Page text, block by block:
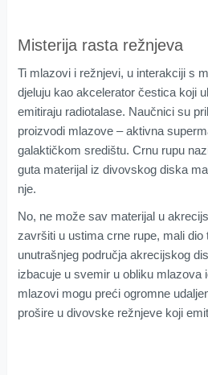
Misterija rasta režnjeva
Ti mlazovi i režnjevi, u interakciji s
djeluju kao akcelerator čestica koji
emitiraju radiotalase. Naučnici su
proizvodi mlazove – aktivna
galaktičkom središtu. Crnu rupu
guta materijal iz divovskog diska
nje.
No, ne može sav materijal u
završiti u ustima crne rupe, mali dio
unutrašnjeg područja akrecijskog
izbacuje u svemir u obliku mlazova
mlazovi mogu preći ogromne
prošire u divovske režnjeve koji